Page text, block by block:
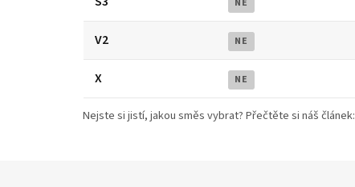
NE
V2 NE
X NE
Nejste si jistí, jakou směs vybrat? Přečtěte si náš článek: